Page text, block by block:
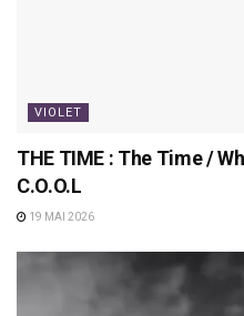
VIOLET
THE TIME : The Time /
C.O.O.L
19 MAI 2026